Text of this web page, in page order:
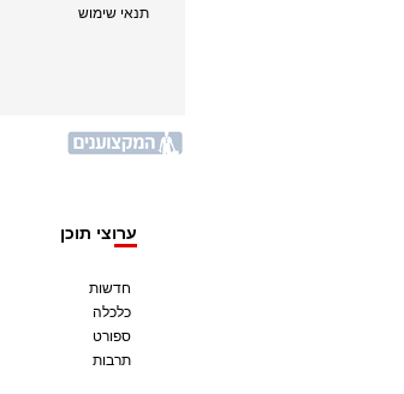
תנאי שימוש
ערוצי תוכן
חדשות
כלכלה
ספורט
תרבות